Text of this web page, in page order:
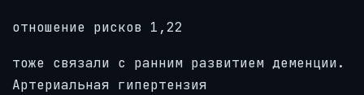
отношение рисков 1,22
тоже связали с ранним развитием деменции.
Артериальная гипертензия